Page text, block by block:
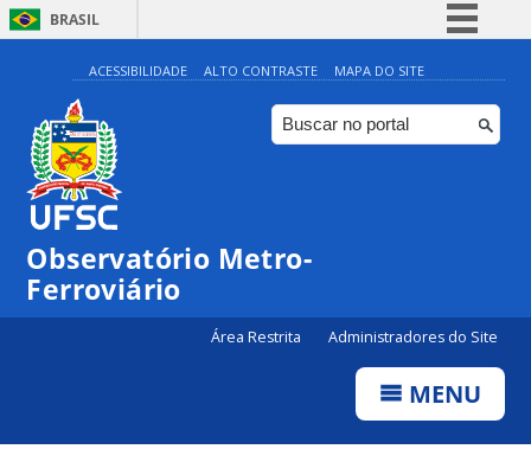
BRASIL
Simplifique!
Comunica BR
Participe
ACESSIBILIDADE ALTO CONTRASTE MAPA DO SITE
Observatório Metro-
Ferroviário
Área Restrita Administradores do Site
MENU